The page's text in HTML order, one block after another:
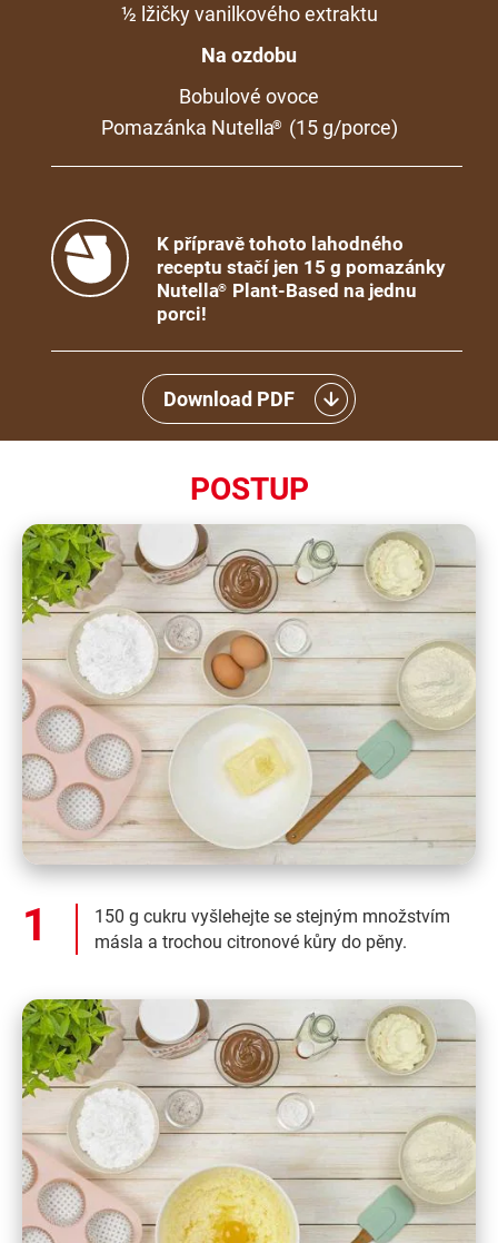
½ lžičky vanilkového extraktu
Na ozdobu
Bobulové ovoce
Pomazánka Nutella® (15 g/porce)
K přípravě tohoto lahodného
receptu stačí jen 15 g pomazánky
Nutella® Plant-Based na jednu
porci!
Download PDF
POSTUP
150 g cukru vyšlehejte se stejným množstvím
másla a trochou citronové kůry do pěny.